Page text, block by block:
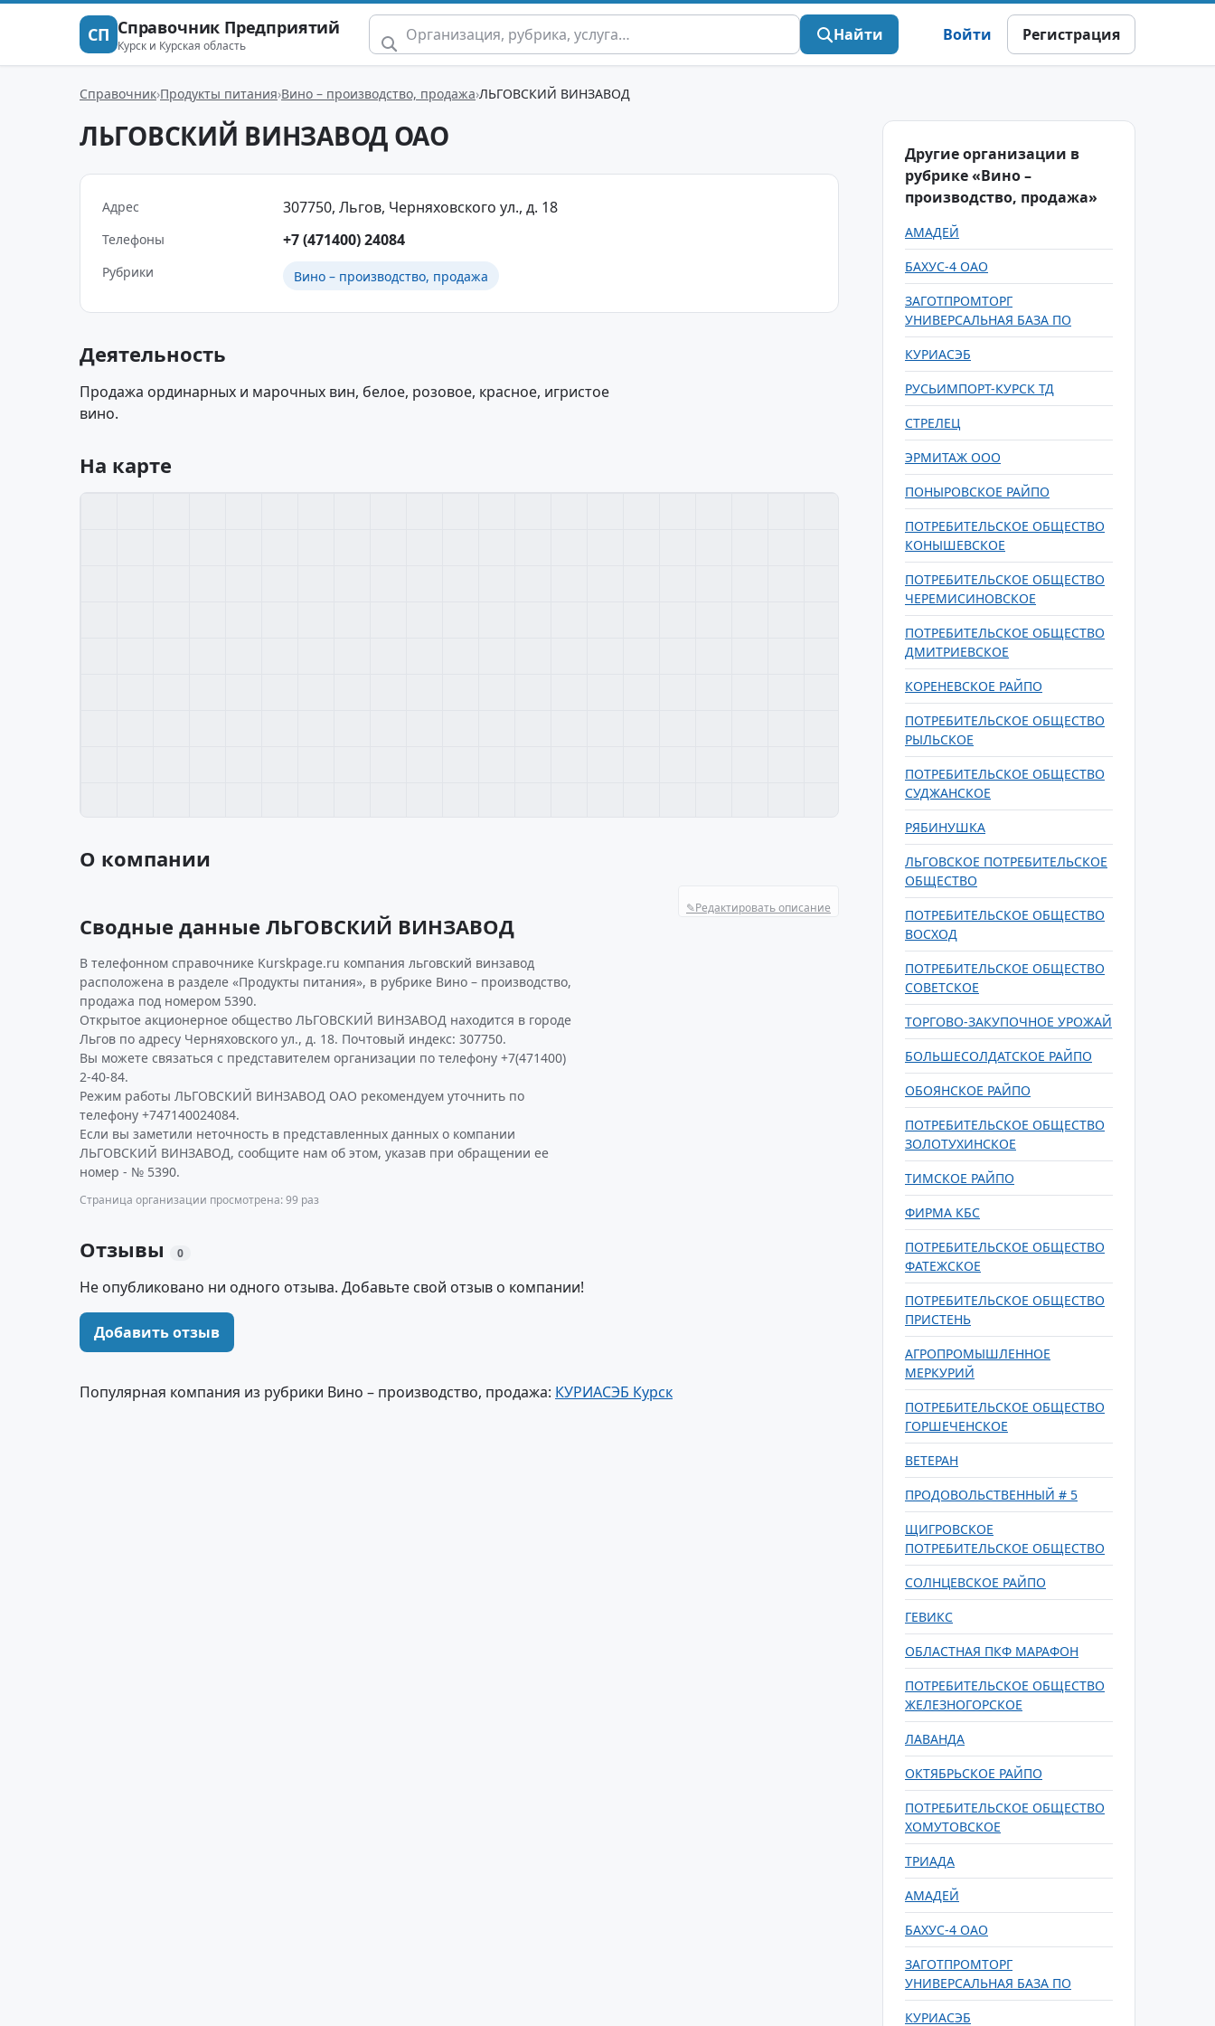
СП Справочник Предприятий
Курск и Курская область
Найти Войти Регистрация
Справочник Продукты питания Вино – производство, продажа ЛЬГОВСКИЙ ВИНЗАВОД
ЛЬГОВСКИЙ ВИНЗАВОД ОАО
Адрес 307750, Льгов, Черняховского ул., д. 18
Телефоны +7 (471400) 24084
Рубрики Вино – производство, продажа
Деятельность
Продажа ординарных и марочных вин, белое, розовое, красное, игристое
вино.
На карте
О компании
✎Редактировать описание
Сводные данные ЛЬГОВСКИЙ ВИНЗАВОД
В телефонном справочнике Kurskpage.ru компания льговский винзавод
расположена в разделе «Продукты питания», в рубрике Вино – производство,
продажа под номером 5390.
Открытое акционерное общество ЛЬГОВСКИЙ ВИНЗАВОД находится в городе
Льгов по адресу Черняховского ул., д. 18. Почтовый индекс: 307750.
Вы можете связаться с представителем организации по телефону +7(471400)
2-40-84.
Режим работы ЛЬГОВСКИЙ ВИНЗАВОД ОАО рекомендуем уточнить по
телефону +747140024084.
Если вы заметили неточность в представленных данных о компании
ЛЬГОВСКИЙ ВИНЗАВОД, сообщите нам об этом, указав при обращении ее
номер - № 5390.
Страница организации просмотрена: 99 раз
Отзывы 0
Не опубликовано ни одного отзыва. Добавьте свой отзыв о компании!
Добавить отзыв
Популярная компания из рубрики Вино – производство, продажа: КУРИАСЭБ Курск
Другие организации в
рубрике «Вино –
производство, продажа»
АМАДЕЙ
БАХУС-4 ОАО
ЗАГОТПРОМТОРГ
УНИВЕРСАЛЬНАЯ БАЗА ПО
КУРИАСЭБ
РУСЬИМПОРТ-КУРСК ТД
СТРЕЛЕЦ
ЭРМИТАЖ ООО
ПОНЫРОВСКОЕ РАЙПО
ПОТРЕБИТЕЛЬСКОЕ ОБЩЕСТВО
КОНЫШЕВСКОЕ
ПОТРЕБИТЕЛЬСКОЕ ОБЩЕСТВО
ЧЕРЕМИСИНОВСКОЕ
ПОТРЕБИТЕЛЬСКОЕ ОБЩЕСТВО
ДМИТРИЕВСКОЕ
КОРЕНЕВСКОЕ РАЙПО
ПОТРЕБИТЕЛЬСКОЕ ОБЩЕСТВО
РЫЛЬСКОЕ
ПОТРЕБИТЕЛЬСКОЕ ОБЩЕСТВО
СУДЖАНСКОЕ
РЯБИНУШКА
ЛЬГОВСКОЕ ПОТРЕБИТЕЛЬСКОЕ
ОБЩЕСТВО
ПОТРЕБИТЕЛЬСКОЕ ОБЩЕСТВО
ВОСХОД
ПОТРЕБИТЕЛЬСКОЕ ОБЩЕСТВО
СОВЕТСКОЕ
ТОРГОВО-ЗАКУПОЧНОЕ УРОЖАЙ
БОЛЬШЕСОЛДАТСКОЕ РАЙПО
ОБОЯНСКОЕ РАЙПО
ПОТРЕБИТЕЛЬСКОЕ ОБЩЕСТВО
ЗОЛОТУХИНСКОЕ
ТИМСКОЕ РАЙПО
ФИРМА КБС
ПОТРЕБИТЕЛЬСКОЕ ОБЩЕСТВО
ФАТЕЖСКОЕ
ПОТРЕБИТЕЛЬСКОЕ ОБЩЕСТВО
ПРИСТЕНЬ
АГРОПРОМЫШЛЕННОЕ
МЕРКУРИЙ
ПОТРЕБИТЕЛЬСКОЕ ОБЩЕСТВО
ГОРШЕЧЕНСКОЕ
ВЕТЕРАН
ПРОДОВОЛЬСТВЕННЫЙ # 5
ЩИГРОВСКОЕ
ПОТРЕБИТЕЛЬСКОЕ ОБЩЕСТВО
СОЛНЦЕВСКОЕ РАЙПО
ГЕВИКС
ОБЛАСТНАЯ ПКФ МАРАФОН
ПОТРЕБИТЕЛЬСКОЕ ОБЩЕСТВО
ЖЕЛЕЗНОГОРСКОЕ
ЛАВАНДА
ОКТЯБРЬСКОЕ РАЙПО
ПОТРЕБИТЕЛЬСКОЕ ОБЩЕСТВО
ХОМУТОВСКОЕ
ТРИАДА
АМАДЕЙ
БАХУС-4 ОАО
ЗАГОТПРОМТОРГ
УНИВЕРСАЛЬНАЯ БАЗА ПО
КУРИАСЭБ